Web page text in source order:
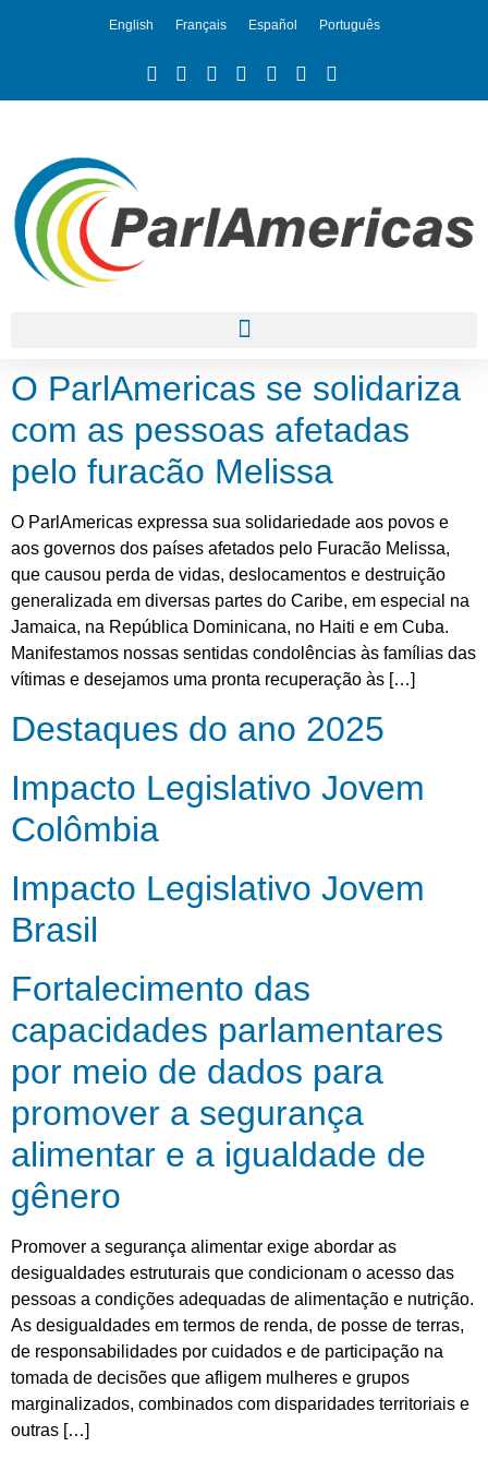
English Français Español Português
O ParlAmericas se solidariza
com as pessoas afetadas
pelo furacão Melissa
O ParlAmericas expressa sua solidariedade aos povos e
aos governos dos países afetados pelo Furacão Melissa,
que causou perda de vidas, deslocamentos e destruição
generalizada em diversas partes do Caribe, em especial na
Jamaica, na República Dominicana, no Haiti e em Cuba.
Manifestamos nossas sentidas condolências às famílias das
vítimas e desejamos uma pronta recuperação às […]
Destaques do ano 2025
Impacto Legislativo Jovem
Colômbia
Impacto Legislativo Jovem
Brasil
Fortalecimento das
capacidades parlamentares
por meio de dados para
promover a segurança
alimentar e a igualdade de
gênero
Promover a segurança alimentar exige abordar as
desigualdades estruturais que condicionam o acesso das
pessoas a condições adequadas de alimentação e nutrição.
As desigualdades em termos de renda, de posse de terras,
de responsabilidades por cuidados e de participação na
tomada de decisões que afligem mulheres e grupos
marginalizados, combinados com disparidades territoriais e
outras […]